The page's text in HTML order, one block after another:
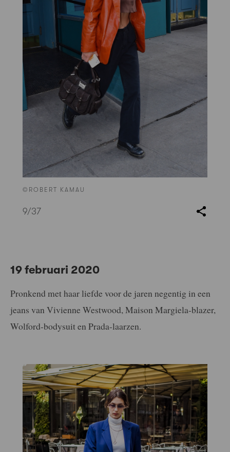
©ROBERT KAMAU
9/37
19 februari 2020
Pronkend met haar liefde voor de jaren negentig in een
jeans van Vivienne Westwood, Maison Margiela-blazer,
Wolford-bodysuit en Prada-laarzen.